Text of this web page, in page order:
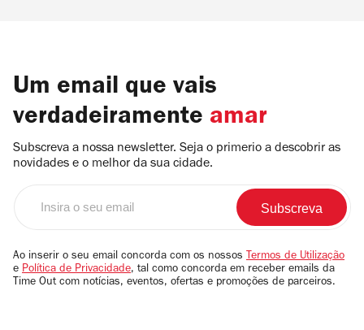
Um email que vais
verdadeiramente amar
Subscreva a nossa newsletter. Seja o primerio a descobrir as
novidades e o melhor da sua cidade.
email
Ao inserir o seu email concorda com os nossos Termos de Utilização
e Política de Privacidade, tal como concorda em receber emails da
Time Out com notícias, eventos, ofertas e promoções de parceiros.